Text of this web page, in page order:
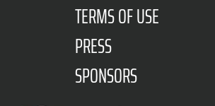
TERMS OF USE
PRESS
SPONSORS